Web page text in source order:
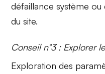
défaillance système
du site.
Conseil n°3 : Explorer
Exploration des